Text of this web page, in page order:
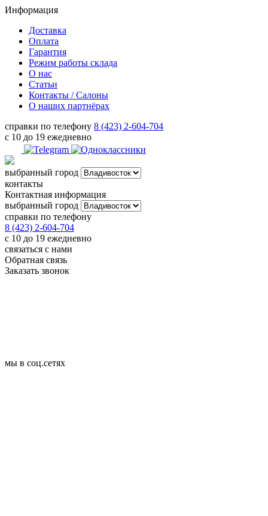
Информация
Доставка
Оплата
Гарантия
Режим работы склада
О нас
Статьи
Контакты / Салоны
О наших партнёрах
справки по телефону 8 (423) 2-604-704
с 10 до 19 ежедневно
выбранный город
контакты
Контактная информация
выбранный город
справки по телефону
8 (423) 2-604-704
с 10 до 19 ежедневно
связаться с нами
Обратная связь
Заказать звонок
мы в соц.сетях